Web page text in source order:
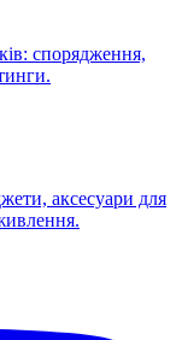
спорядження,
аксесуари для